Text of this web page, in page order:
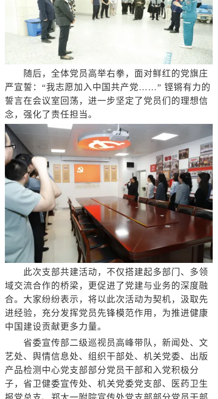
随后，全体党员高举右拳，面对鲜红的党旗庄
严宣誓：“我志愿加入中国共产党……” 铿锵有力的
誓言在会议室回荡，进一步坚定了党员们的理想信
念，强化了责任担当。
此次支部共建活动，不仅搭建起多部门、多领
域交流合作的桥梁，更促进了党建与业务的深度融
合。大家纷纷表示，将以此次活动为契机，汲取先
进经验，充分发挥党员先锋模范作用，为推进健康
中国建设贡献更多力量。
省委宣传部二级巡视员高峰带队，新闻处、文
艺处、舆情信息处、组织干部处、机关党委、出版
产品检测中心党支部部分党员干部和入党积极分
子，省卫健委宣传处、机关党委党支部、医药卫生